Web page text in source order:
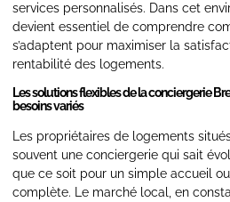
services personnalisés. Dans cet
devient essentiel de comprendre
s’adaptent pour maximiser la
rentabilité des logements.
Les solutions flexibles de la conciergerie
besoins variés
Les propriétaires de logements
souvent une conciergerie qui sait
que ce soit pour un simple accueil
complète. Le marché local, en